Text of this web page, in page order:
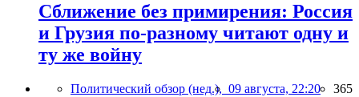
Сближение без примирения: Россия
и Грузия по-разному читают одну и
ту же войну
Политический обзор (нед.), 09 августа, 22:20 365